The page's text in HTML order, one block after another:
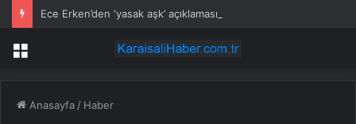
Menü
Anasayfa / Haber